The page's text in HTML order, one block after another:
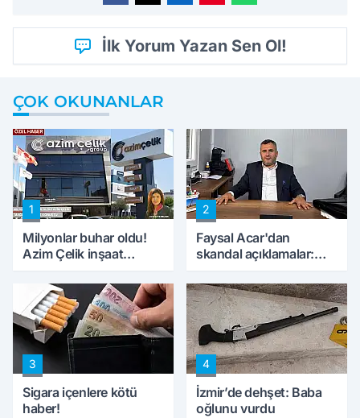
İlk Yorum Yazan Sen Ol!
ÇOK OKUNANLAR
1
Milyonlar buhar oldu!
Azim Çelik inşaat
konuştu
2
Faysal Acar'dan
skandal açıklamalar:
peynircilerimizi de
kıskaca aldı, müdahale
ettik'
3
Sigara içenlere kötü
haber!
4
İzmir’de dehşet: Baba
oğlunu vurdu